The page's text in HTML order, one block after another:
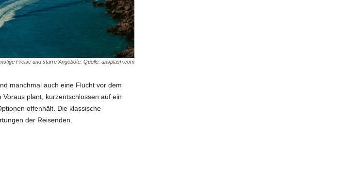
Preise und starre Angebote. Quelle: unsplash.com
manchmal auch eine Flucht vor dem
plant, kurzentschlossen auf ein
offenhält. Die klassische
der Reisenden.